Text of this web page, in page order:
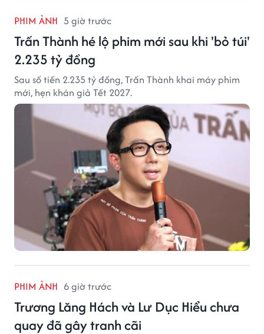
PHIM ẢNH 5 giờ trước
Trấn Thành hé lộ phim mới sau khi 'bỏ túi'
2.235 tỷ đồng
Sau số tiền 2.235 tỷ đồng, Trấn Thành khai máy phim
mới, hẹn khán giả Tết 2027.
PHIM ẢNH 6 giờ trước
Trương Lăng Hách và Lư Dục Hiểu chưa
quay đã gây tranh cãi